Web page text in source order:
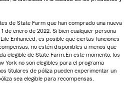
de State Farm que han comprado una nueva
de enero de 2022. Si bien cualquier persona
Enhanced, es posible que ciertas funciones
no estén disponibles a menos que
elegible de State Farm.En este momento, los
York no son elegibles para el programa
titulares de póliza pueden experimentar un
sea elegible para recompensas.